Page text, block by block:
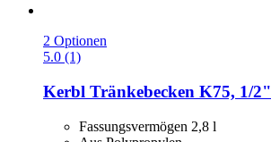
2 Optionen
5.0 (1)
Kerbl Tränkebecken K75, 1/2"
Fassungsvermögen 2,8 l